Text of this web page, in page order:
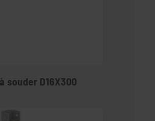
souder D16X300